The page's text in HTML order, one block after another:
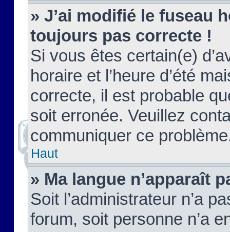
» J’ai modifié le fuseau
toujours pas correcte !
Si vous êtes certain(e)
horaire et l’heure d’été
correcte, il est probable
soit erronée. Veuillez
communiquer ce
Haut
» Ma langue n’apparaît
Soit l’administrateur n’a
forum, soit personne n’a